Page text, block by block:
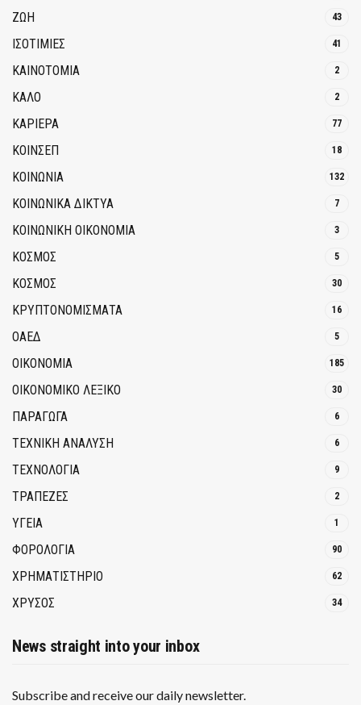
ΖΩΗ 43
ΙΣΟΤΙΜΙΕΣ 41
ΚΑΙΝΟΤΟΜΊΑ 2
ΚΑΛΟ 2
ΚΑΡΙΕΡΑ 77
ΚΟΙΝΣΕΠ 18
ΚΟΙΝΩΝΙΑ 132
ΚΟΙΝΩΝΙΚΆ ΔΊΚΤΥΑ 7
ΚΟΙΝΩΝΙΚΉ ΟΙΚΟΝΟΜΊΑ 3
ΚΟΣΜΟΣ 5
ΚΟΣΜΟΣ 30
ΚΡΥΠΤΟΝΟΜΊΣΜΑΤΑ 16
ΟΑΕΔ 5
ΟΙΚΟΝΟΜΙΑ 185
ΟΙΚΟΝΟΜΙΚΟ ΛΕΞΙΚΟ 30
ΠΑΡΑΓΩΓΑ 6
ΤΕΧΝΙΚΗ ΑΝΑΛΥΣΗ 6
ΤΕΧΝΟΛΟΓΙΑ 9
ΤΡΆΠΕΖΕΣ 2
ΥΓΕΙΑ 1
ΦΟΡΟΛΟΓΙΑ 90
ΧΡΗΜΑΤΙΣΤΗΡΙΟ 62
ΧΡΥΣΟΣ 34
News straight into your inbox
Subscribe and receive our daily newsletter.